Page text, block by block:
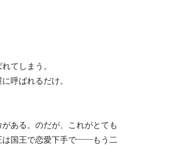
てしまう。
呼ばれるだけ。
ある。のだが、これがとても
は国王で恋愛下手で――もう二